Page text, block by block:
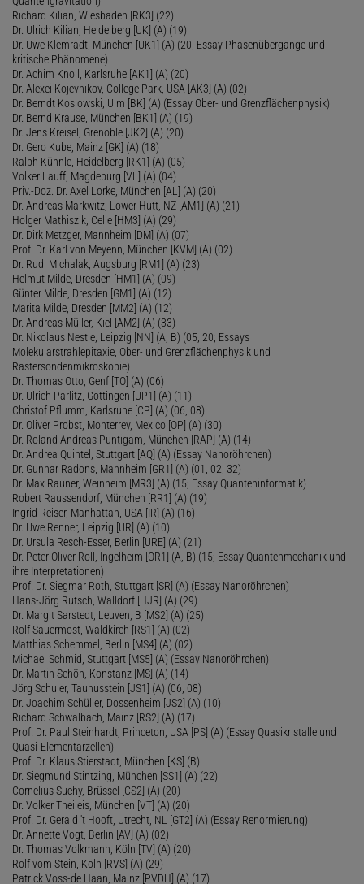
Richard Kilian, Wiesbaden [RK3] (22)
Dr. Ulrich Kilian, Heidelberg [UK] (A) (19)
Dr. Uwe Klemradt, München [UK1] (A) (20, Essay Phasenübergänge und
kritische Phänomene)
Dr. Achim Knoll, Karlsruhe [AK1] (A) (20)
Dr. Alexei Kojevnikov, College Park, USA [AK3] (A) (02)
Dr. Berndt Koslowski, Ulm [BK] (A) (Essay Ober- und Grenzflächenphysik)
Dr. Bernd Krause, München [BK1] (A) (19)
Dr. Jens Kreisel, Grenoble [JK2] (A) (20)
Dr. Gero Kube, Mainz [GK] (A) (18)
Ralph Kühnle, Heidelberg [RK1] (A) (05)
Volker Lauff, Magdeburg [VL] (A) (04)
Priv.-Doz. Dr. Axel Lorke, München [AL] (A) (20)
Dr. Andreas Markwitz, Lower Hutt, NZ [AM1] (A) (21)
Holger Mathiszik, Celle [HM3] (A) (29)
Dr. Dirk Metzger, Mannheim [DM] (A) (07)
Prof. Dr. Karl von Meyenn, München [KVM] (A) (02)
Dr. Rudi Michalak, Augsburg [RM1] (A) (23)
Helmut Milde, Dresden [HM1] (A) (09)
Günter Milde, Dresden [GM1] (A) (12)
Marita Milde, Dresden [MM2] (A) (12)
Dr. Andreas Müller, Kiel [AM2] (A) (33)
Dr. Nikolaus Nestle, Leipzig [NN] (A, B) (05, 20; Essays
Molekularstrahlepitaxie, Ober- und Grenzflächenphysik und
Rastersondenmikroskopie)
Dr. Thomas Otto, Genf [TO] (A) (06)
Dr. Ulrich Parlitz, Göttingen [UP1] (A) (11)
Christof Pflumm, Karlsruhe [CP] (A) (06, 08)
Dr. Oliver Probst, Monterrey, Mexico [OP] (A) (30)
Dr. Roland Andreas Puntigam, München [RAP] (A) (14)
Dr. Andrea Quintel, Stuttgart [AQ] (A) (Essay Nanoröhrchen)
Dr. Gunnar Radons, Mannheim [GR1] (A) (01, 02, 32)
Dr. Max Rauner, Weinheim [MR3] (A) (15; Essay Quanteninformatik)
Robert Raussendorf, München [RR1] (A) (19)
Ingrid Reiser, Manhattan, USA [IR] (A) (16)
Dr. Uwe Renner, Leipzig [UR] (A) (10)
Dr. Ursula Resch-Esser, Berlin [URE] (A) (21)
Dr. Peter Oliver Roll, Ingelheim [OR1] (A, B) (15; Essay Quantenmechanik und
ihre Interpretationen)
Prof. Dr. Siegmar Roth, Stuttgart [SR] (A) (Essay Nanoröhrchen)
Hans-Jörg Rutsch, Walldorf [HJR] (A) (29)
Dr. Margit Sarstedt, Leuven, B [MS2] (A) (25)
Rolf Sauermost, Waldkirch [RS1] (A) (02)
Matthias Schemmel, Berlin [MS4] (A) (02)
Michael Schmid, Stuttgart [MS5] (A) (Essay Nanoröhrchen)
Dr. Martin Schön, Konstanz [MS] (A) (14)
Jörg Schuler, Taunusstein [JS1] (A) (06, 08)
Dr. Joachim Schüller, Dossenheim [JS2] (A) (10)
Richard Schwalbach, Mainz [RS2] (A) (17)
Prof. Dr. Paul Steinhardt, Princeton, USA [PS] (A) (Essay Quasikristalle und
Quasi-Elementarzellen)
Prof. Dr. Klaus Stierstadt, München [KS] (B)
Dr. Siegmund Stintzing, München [SS1] (A) (22)
Cornelius Suchy, Brüssel [CS2] (A) (20)
Dr. Volker Theileis, München [VT] (A) (20)
Prof. Dr. Gerald 't Hooft, Utrecht, NL [GT2] (A) (Essay Renormierung)
Dr. Annette Vogt, Berlin [AV] (A) (02)
Dr. Thomas Volkmann, Köln [TV] (A) (20)
Rolf vom Stein, Köln [RVS] (A) (29)
Patrick Voss-de Haan, Mainz [PVDH] (A) (17)